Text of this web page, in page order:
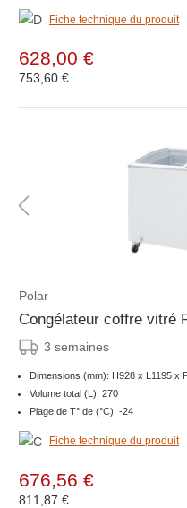
Fiche technique du produit
628,00 €
753,60 €
Polar
Congélateur coffre vitré
3 semaines
Dimensions (mm): H928 x L1195 x
Volume total (L): 270
Plage de T° de (°C): -24
Fiche technique du produit
676,56 €
811,87 €